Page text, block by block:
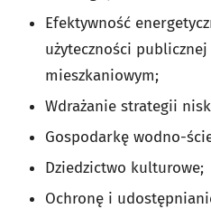
Efektywność
użyteczności
mieszkaniowym;
Wdrażanie strategii
Gospodarkę wodno-
Dziedzictwo kulturowe;
Ochronę i